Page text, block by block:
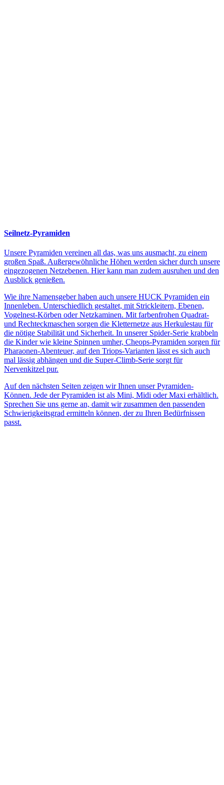
Seilnetz-Pyramiden
Unsere Pyramiden vereinen all das, was uns ausmacht, zu einem
großen Spaß. Außergewöhnliche Höhen werden sicher durch unsere
eingezogenen Netzebenen. Hier kann man zudem ausruhen und den
Ausblick genießen.
Wie ihre Namensgeber haben auch unsere HUCK Pyramiden ein
Innenleben. Unterschiedlich gestaltet, mit Strickleitern, Ebenen,
Vogelnest-Körben oder Netzkaminen. Mit farbenfrohen Quadrat-
und Rechteckmaschen sorgen die Kletternetze aus Herkulestau für
die nötige Stabilität und Sicherheit. In unserer Spider-Serie krabbeln
die Kinder wie kleine Spinnen umher, Cheops-Pyramiden sorgen für
Pharaonen-Abenteuer, auf den Triops-Varianten lässt es sich auch
mal lässig abhängen und die Super-Climb-Serie sorgt für
Nervenkitzel pur.
Auf den nächsten Seiten zeigen wir Ihnen unser Pyramiden-
Können. Jede der Pyramiden ist als Mini, Midi oder Maxi erhältlich.
Sprechen Sie uns gerne an, damit wir zusammen den passenden
Schwierigkeitsgrad ermitteln können, der zu Ihren Bedürfnissen
passt.